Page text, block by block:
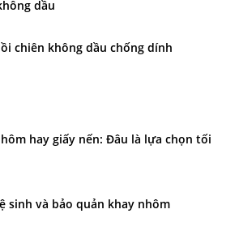
dầu
chiên không dầu chống dính
hay giấy nến: Đâu là lựa chọn tối
sinh và bảo quản khay nhôm